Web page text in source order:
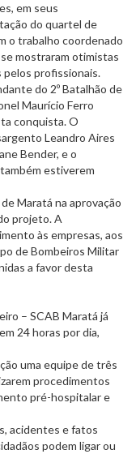
em seus
do quartel de
o trabalho coordenado
mostraram otimistas
pelos profissionais.
do 2º Batalhão de
Maurício Ferro
conquista. O
Leandro Aires
Bender, e o
estiverem
Maratá na aprovação
projeto. A
às empresas, aos
de Bombeiros Militar
a favor desta
– SCAB Maratá já
24 horas por dia,
uma equipe de três
procedimentos
pré-hospitalar e
acidentes e fatos
podem ligar ou